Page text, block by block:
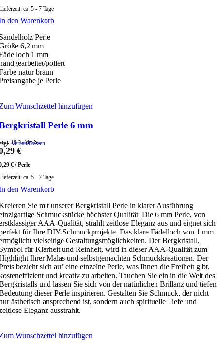
ca. 5 - 7 Tage
den Warenkorb
Perle
6,2 mm
1 mm
poliert
natur braun
je Perle
Wunschzettel hinzufügen
Perle 6 mm
19 % MwSt.
Versandkosten
€
€ /Perle
ca. 5 - 7 Tage
den Warenkorb
Sie mit unserer Bergkristall Perle in klarer Ausführung
Schmuckstücke höchster Qualität. Die 6 mm Perle, von
AAA-Qualität, strahlt zeitlose Eleganz aus und eignet sich
für Ihre DIY-Schmuckprojekte. Das klare Fädelloch von 1 mm
vielseitige Gestaltungsmöglichkeiten. Der Bergkristall,
für Klarheit und Reinheit, wird in dieser AAA-Qualität zum
Ihrer Malas und selbstgemachten Schmuckkreationen. Der
bezieht sich auf eine einzelne Perle, was Ihnen die Freiheit gibt,
und kreativ zu arbeiten. Tauchen Sie ein in die Welt des
und lassen Sie sich von der natürlichen Brillanz und tiefen
dieser Perle inspirieren. Gestalten Sie Schmuck, der nicht
ästhetisch ansprechend ist, sondern auch spirituelle Tiefe und
Eleganz ausstrahlt.
Wunschzettel hinzufügen